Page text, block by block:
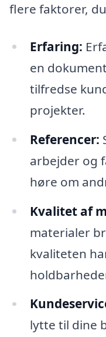
flere faktorer,
Erfaring:
en
tilfredse
projekter.
Referencer:
arbejder og
høre om
Kvalitet af
materialer
kvaliteten
lytte til dine